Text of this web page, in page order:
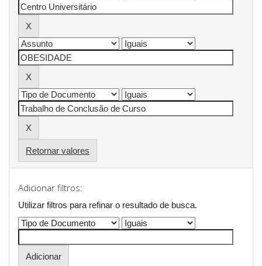
Retornar valores
Adicionar filtros:
Utilizar filtros para refinar o resultado de busca.